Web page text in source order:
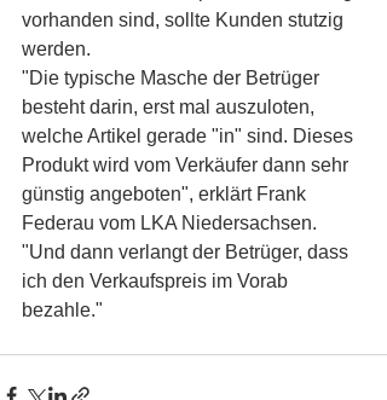
vorhanden sind, sollte Kunden stutzig
werden.
"Die typische Masche der Betrüger
besteht darin, erst mal auszuloten,
welche Artikel gerade "in" sind. Dieses
Produkt wird vom Verkäufer dann sehr
günstig angeboten", erklärt Frank
Federau vom LKA Niedersachsen.
"Und dann verlangt der Betrüger, dass
ich den Verkaufspreis im Vorab
bezahle."